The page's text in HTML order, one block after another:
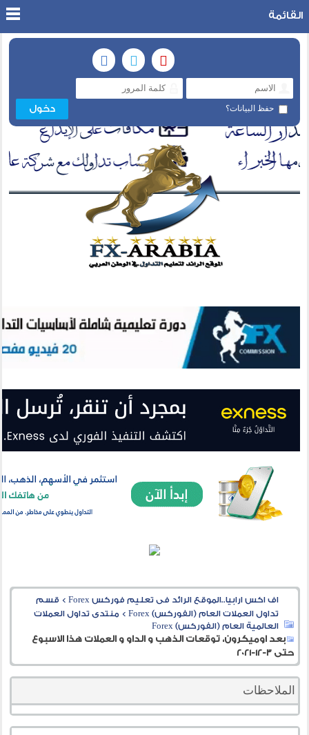
حفظ البيانات؟
القائمة
اف اكس ارابيا..الموقع الرائد فى تعليم فوركس Forex > قسم
تداول العملات العام (الفوركس) Forex
> منتدى تداول العملات
العالمية العام (الفوركس) Forex
بعد اوميكرون، توقعات الذهب و الداو و العملات هذا الاسبوع
حتى 3-12-2021
الملاحظات